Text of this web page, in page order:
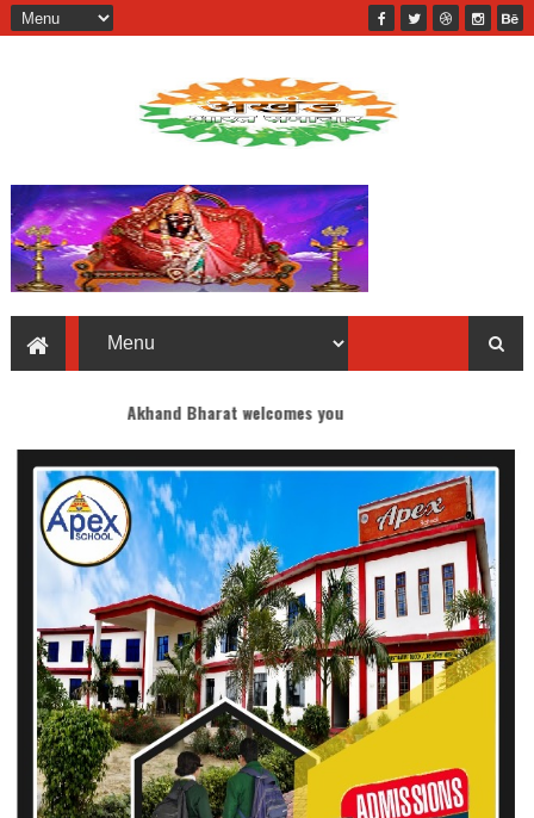
Akhand Bharat welcomes you